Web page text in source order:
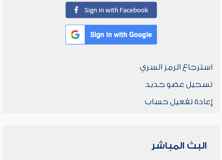
استرجاع الرمز السري
تسجيل عضو جديد
إعادة تفعيل حساب
البث المباشر